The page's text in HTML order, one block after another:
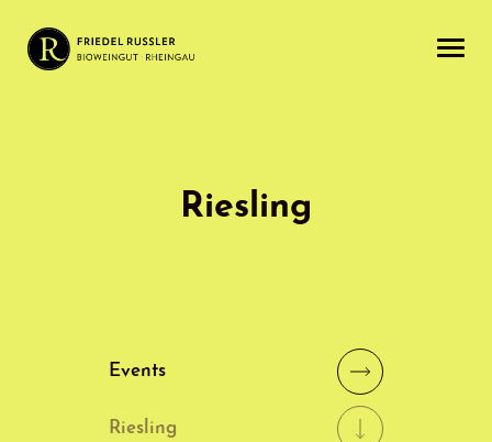
Riesling
Events
Riesling